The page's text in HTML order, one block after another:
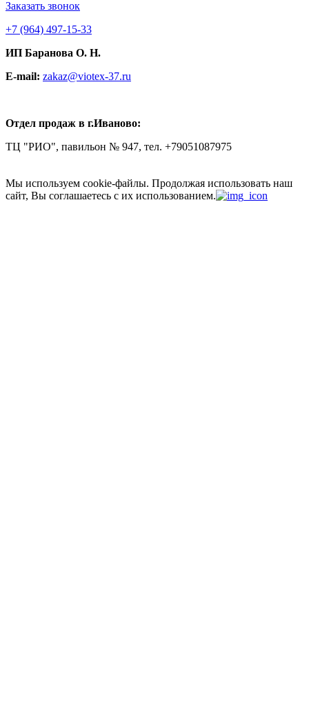
Заказать звонок
+7 (964) 497-15-33
ИП Баранова О. Н.
E-mail: zakaz@viotex-37.ru
Отдел продаж в г.Иваново:
ТЦ "РИО", павильон № 947, тел. +79051087975
Мы используем cookie-файлы. Продолжая использовать наш
сайт, Вы соглашаетесь с их использованием.